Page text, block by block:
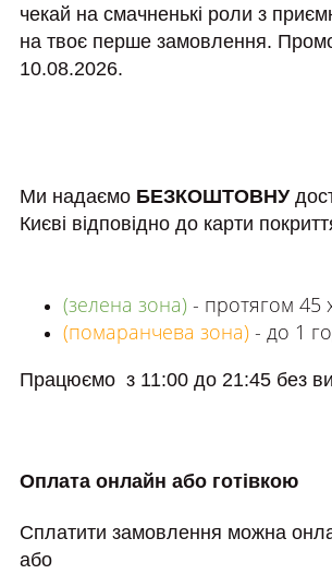
чекай на смачненькі роли з
на твоє перше замовлення.
10.08.2026.
Ми надаємо БЕЗКОШТОВНУ
Києві відповідно до карти
(зелена зона) - протягом 45
(помаранчева зона) - до 1
Працюємо з 11:00 до 21:45 без
Оплата онлайн або готівкою
Сплатити замовлення можна
або